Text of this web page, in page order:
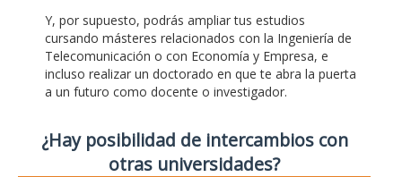
Y, por supuesto, podrás ampliar tus estudios
cursando másteres relacionados con la Ingeniería de
Telecomunicación o con Economía y Empresa, e
incluso realizar un doctorado en que te abra la puerta
a un futuro como docente o investigador.
¿Hay posibilidad de intercambios con
otras universidades?